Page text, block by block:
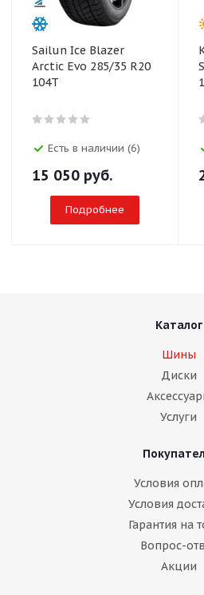
Sailun Ice Blazer
Arctic Evo 285/35 R20
104T
Есть в наличии (6)
15 050 руб.
Подробнее
Каталог
Шины
Диски
Услуги
Условия
Условия
Гарантия на
Вопрос-
Акции